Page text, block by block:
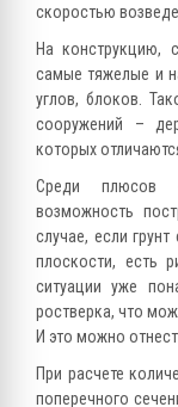
скоростью
На конструкцию,
самые тяжелые и
углов, блоков.
сооружений –
которых
Среди плюсов
возможность
случае, если
плоскости, есть
ситуации уже
ростверка, что
И это можно
При расчете
поперечного